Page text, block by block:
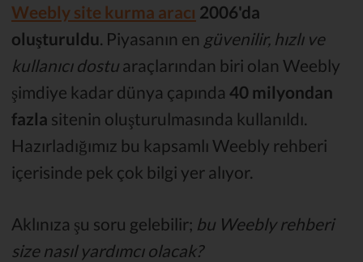
Weebly site kurma aracı 2006'da
oluşturuldu . Piyasanın en güvenilir, hızlı ve
kullanıcı dostu araçlarından biri olan Weebly
şimdiye kadar dünya çapında 40 milyondan
fazla sitenin oluşturulmasında kullanıldı.
Hazırladığımız bu kapsamlı Weebly rehberi
içerisinde pek çok bilgi yer alıyor.
Aklınıza şu soru gelebilir; bu Weebly rehberi
size nasıl yardımcı olacak?